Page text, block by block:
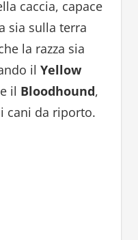
caccia, capace
sia sulla terra
la razza sia
il Yellow
il Bloodhound,
cani da riporto.